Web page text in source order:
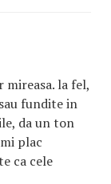
mireasa. la fel,
fundite in
da un ton
plac
ca cele